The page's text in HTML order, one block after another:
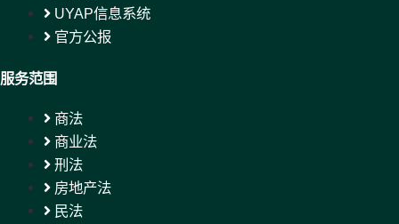
UYAP信息系统
官方公报
服务范围
商法
商业法
刑法
房地产法
民法